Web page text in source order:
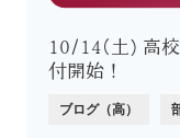
10/14(土) 高校
付開始！
ブログ（高）